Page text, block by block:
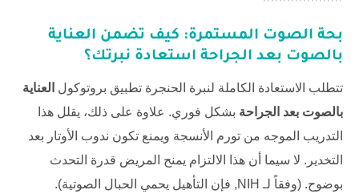
بحة الصوت المستمرة: كيف تضمن العناية
بالصوت بعد الجراحة استعادة نبرتك؟
تتطلب الاستعادة الكاملة لنبرة الحنجرة تطبيق بروتوكول العناية
بالصوت بعد الجراحة بشكل فوري. علاوة على ذلك، يقلل هذا
التدريب الموجه من تورم الأنسجة ويمنع تكون ندوب الأوتار بعد
التخدير. لا سيما أن هذا الالتزام يمنح المريض قدرة التحدث
بوضوح. (وفقاً لـ NIH, فإن التأهيل يحمي الحبال الصوتية).